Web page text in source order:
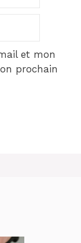
et mon
prochain